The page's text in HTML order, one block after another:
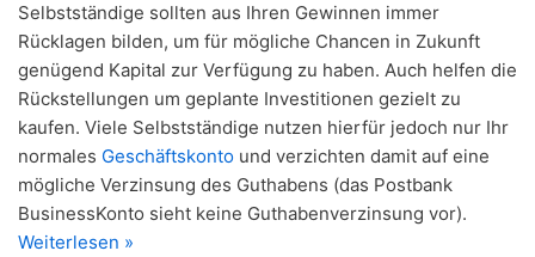
Selbstständige sollten aus Ihren Gewinnen immer
Rücklagen bilden, um für mögliche Chancen in Zukunft
genügend Kapital zur Verfügung zu haben. Auch helfen die
Rückstellungen um geplante Investitionen gezielt zu
kaufen. Viele Selbstständige nutzen hierfür jedoch nur Ihr
normales Geschäftskonto und verzichten damit auf eine
mögliche Verzinsung des Guthabens (das Postbank
BusinessKonto sieht keine Guthabenverzinsung vor).
Weiterlesen »